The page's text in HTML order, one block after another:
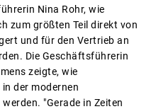
Nina Rohr, wie
zum größten Teil direkt von
und für den Vertrieb an
Die Geschäftsführerin
zeigte, wie
der modernen
"Gerade in Zeiten